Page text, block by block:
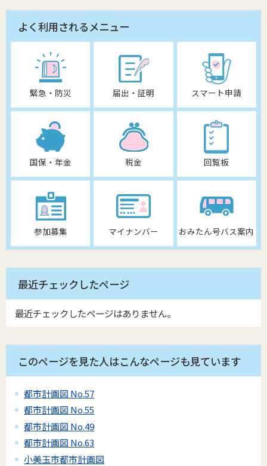
よく利用されるメニュー
緊急・防災 届出・証明 スマート申請
国保・年金 税金 回覧板
参加募集 マイナンバー おみたん号バス案内
最近チェックしたページ
最近チェックしたページはありません。
このページを見た人はこんなページも見ています
都市計画図 No.57
都市計画図 No.55
都市計画図 No.49
都市計画図 No.63
小美玉市都市計画図